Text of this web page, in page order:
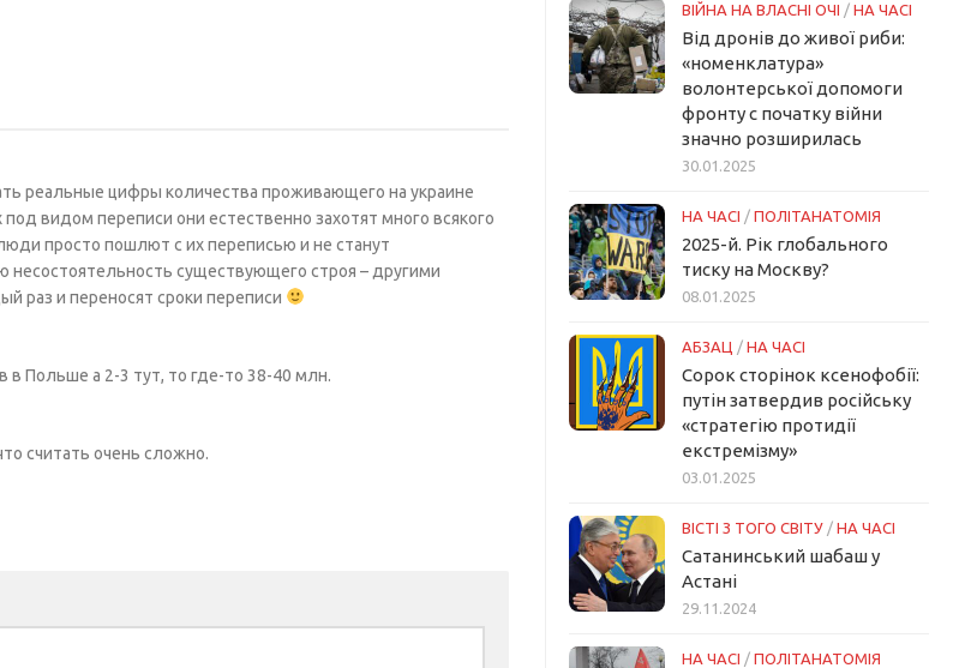
реальные цифры количества проживающего на украине
видом переписи они естественно захотят много всякого
просто пошлют с их переписью и не станут
существующего строя – другими
раз и переносят сроки переписи
в Польше а 2-3 тут, то где-то 38-40 млн.
считать очень сложно.
ВІЙНА НА ВЛАСНІ ОЧІ / НА ЧАСІ
Від дронів до живої риби:
«номенклатура»
волонтерської допомоги
фронту с початку війни
значно розширилась
30.01.2025
НА ЧАСІ / ПОЛІТАНАТОМІЯ
2025-й. Рік глобального
тиску на Москву?
08.01.2025
АБЗАЦ / НА ЧАСІ
Сорок сторінок ксенофобії:
путін затвердив російську
«стратегію протидії
екстремізму»
03.01.2025
ВІСТІ З ТОГО СВІТУ / НА ЧАСІ
Сатанинський шабаш у
Астані
29.11.2024
НА ЧАСІ / ПОЛІТАНАТОМІЯ